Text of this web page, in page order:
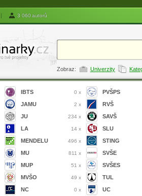
| 3 060 autorů
Zobraz: Univerzity
IBTS 0 x
JAMU 2 x
JU 234 x
LA 14 x
MENDELU 496 x
MU 811 x
MUP 51 x
MVŠO 49 x
NC 0 x
PVŠPS
RVŠ
SAVŠ
SLU
STING
SVŠE
SVŠES
TUL
UC